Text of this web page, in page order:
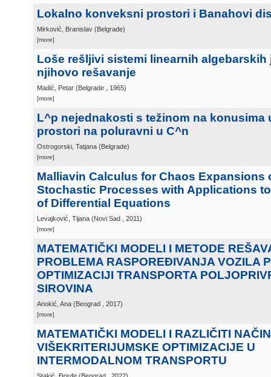
Lokalno konveksni prostori i Banahovi
Mirković, Branislav (Belgrade)
[more]
Loše rešljivi sistemi linearnih algebarskih
njihovo rešavanje
Madić, Petar (Belgrade , 1965)
[more]
L^p nejednakosti s težinom na konusima
prostori na poluravni u C^n
Ostrogorski, Tatjana (Belgrade)
[more]
Malliavin Calculus for Chaos Expansions
Stochastic Processes with Applications
of Differential Equations
Levajković, Tijana (Novi Sad , 2011)
[more]
MATEMATIČKI MODELI I METODE
PROBLEMA RASPOREĐIVANJA VOZILA
OPTIMIZACIJI TRANSPORTA
SIROVINA
Anokić, Ana (Beograd , 2017)
[more]
MATEMATIČKI MODELI I RAZLIČITI
VIŠEKRITERIJUMSKE OPTIMIZACIJE U
INTERMODALNOM TRANSPORTU